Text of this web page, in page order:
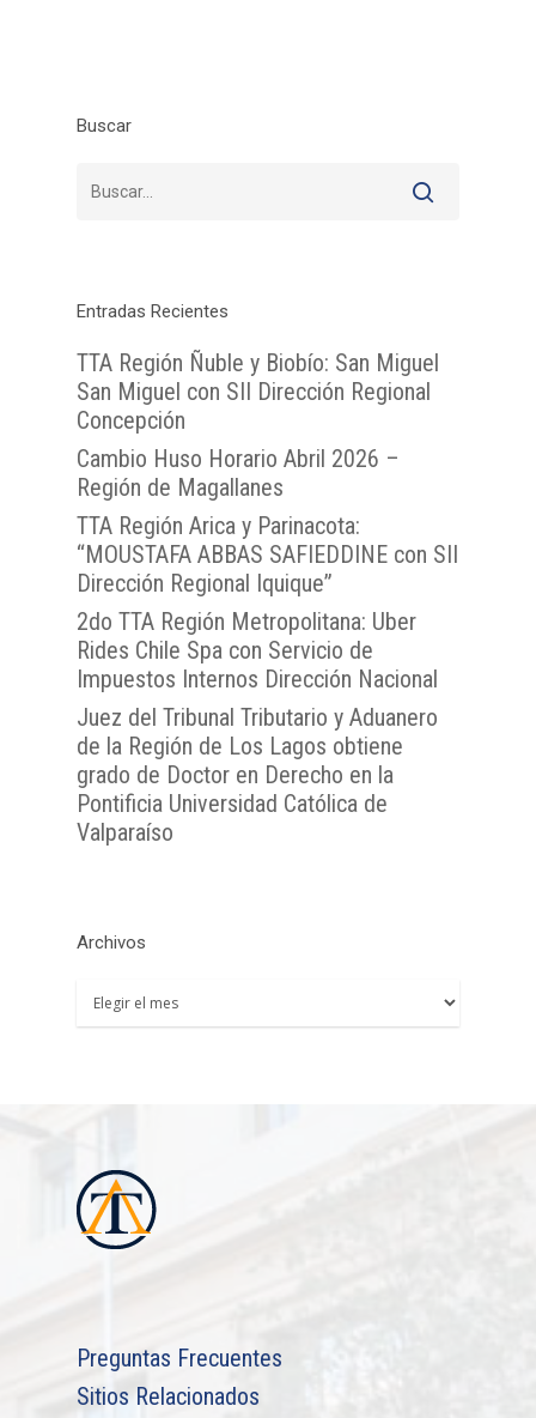
Buscar
Entradas Recientes
TTA Región Ñuble y Biobío: San Miguel
San Miguel con SII Dirección Regional
Concepción
Cambio Huso Horario Abril 2026 –
Región de Magallanes
TTA Región Arica y Parinacota:
“MOUSTAFA ABBAS SAFIEDDINE con SII
Dirección Regional Iquique”
2do TTA Región Metropolitana: Uber
Rides Chile Spa con Servicio de
Impuestos Internos Dirección Nacional
Juez del Tribunal Tributario y Aduanero
de la Región de Los Lagos obtiene
grado de Doctor en Derecho en la
Pontificia Universidad Católica de
Valparaíso
Archivos
Archivos
Preguntas Frecuentes
Sitios Relacionados